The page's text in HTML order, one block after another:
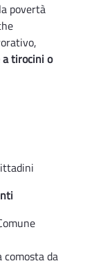
povertà
a tirocini o
da